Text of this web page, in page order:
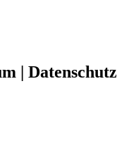
| Datenschutz